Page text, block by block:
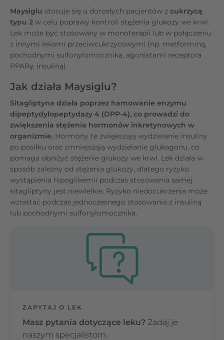
Maysiglu stosuje się u dorosłych pacjentów z cukrzycą
typu 2 w celu poprawy kontroli stężenia glukozy we krwi.
Lek może być stosowany w monoterapii lub w połączeniu
z innymi lekami przeciwcukrzycowymi (np. metforminą,
pochodnymi sulfonylomocznika, agonistami receptora
PPARγ, insuliną).
Jak działa Maysiglu?
Sitagliptyna działa poprzez hamowanie enzymu
dipeptydylopeptydazy 4 (DPP-4), co prowadzi do
zwiększenia stężenia hormonów inkretynowych w
organizmie. Hormony te zwiększają wydzielanie insuliny
po posiłku oraz zmniejszają wydzielanie glukagonu, co
pomaga obniżyć stężenie glukozy we krwi. Lek działa w
sposób zależny od stężenia glukozy, dlatego ryzyko
wystąpienia hipoglikemii podczas stosowania samej
sitagliptyny jest niewielkie. Ryzyko niedocukrzenia może
wzrastać podczas jednoczesnego stosowania z insuliną
lub pochodnymi sulfonylomocznika.
ZAPYTAJ O LEK
Masz pytania dotyczące leku? Zadaj je
naszym specjalistom.